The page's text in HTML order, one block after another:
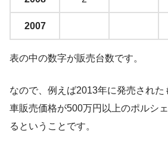
2007
表の中の数字が販売台数です。
なので、例えば2013年に発売され
車販売価格が500万円以上のポルシ
るということです。